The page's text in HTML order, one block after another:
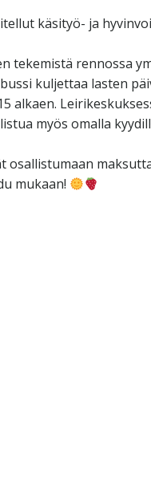
käsityö- ja
tekemistä rennossa
kuljettaa lasten
alkaen.
myös omalla
osallistumaan
mukaan!